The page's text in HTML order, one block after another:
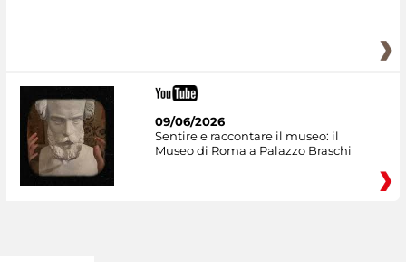
09/06/2026
Sentire e raccontare il museo: il
Museo di Roma a Palazzo Braschi